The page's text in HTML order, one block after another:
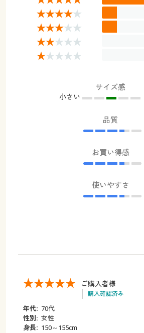
サイズ感
小さい
品質
お買い得感
使いやすさ
ご購入者様
購入確認済み
年代: 70代
性別: 女性
身長: 150～155cm